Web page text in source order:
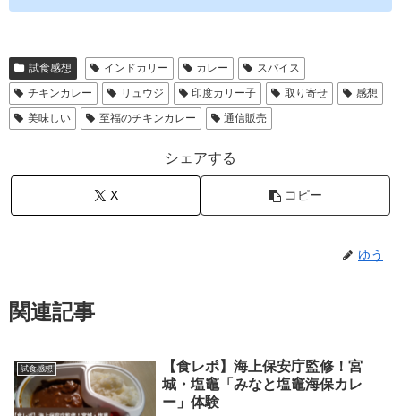
試食感想 インドカリー カレー
スパイス
チキンカレー
リュウジ 印度カリー子 取り寄せ
感想
美味しい
至福のチキンカレー 通信販売
シェアする
X コピー
ゆう
関連記事
試食感想
【食レポ】海上保安庁監修！宮
城・塩竈「みなと塩竈海保カレ
ー」体験